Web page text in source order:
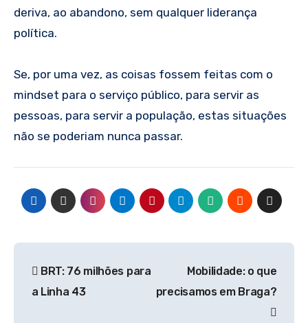
deriva, ao abandono, sem qualquer liderança
política.
Se, por uma vez, as coisas fossem feitas com o
mindset para o serviço público, para servir as
pessoas, para servir a população, estas situações
não se poderiam nunca passar.
de
BRT: 76 milhões para
a Linha 43
Mobilidade: o que
precisamos em Braga?